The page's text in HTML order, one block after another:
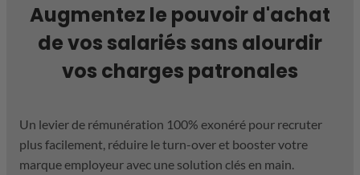
Augmentez le pouvoir d'achat
de vos salariés sans alourdir
vos charges patronales
Un levier de rémunération 100% exonéré pour recruter
plus facilement, réduire le turn-over et booster votre
marque employeur avec une solution clés en main.